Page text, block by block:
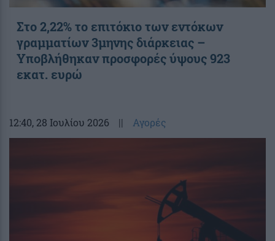
Στο 2,22% το επιτόκιο των εντόκων
γραμματίων 3μηνης διάρκειας –
Υποβλήθηκαν προσφορές ύψους 923
εκατ. ευρώ
12:40, 28 Ιουλίου 2026 || Αγορές